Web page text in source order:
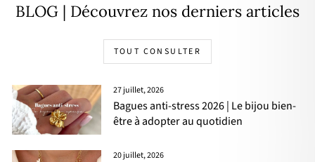
BLOG | Découvrez nos derniers articles
TOUT CONSULTER
27 juillet, 2026
Bagues anti-stress 2026 | Le bijou bien-
être à adopter au quotidien
20 juillet, 2026